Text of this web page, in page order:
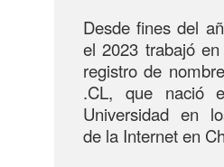
Desde fines del
el 2023 trabajó
registro de
.CL, que nació
Universidad en
de la Internet en